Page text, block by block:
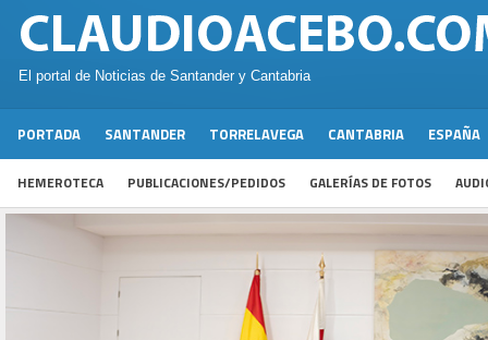
El portal de Noticias de Santander y Cantabria
PORTADA SANTANDER TORRELAVEGA CANTABRIA ESPAÑA
HEMEROTECA PUBLICACIONES/PEDIDOS GALERÍAS DE FOTOS